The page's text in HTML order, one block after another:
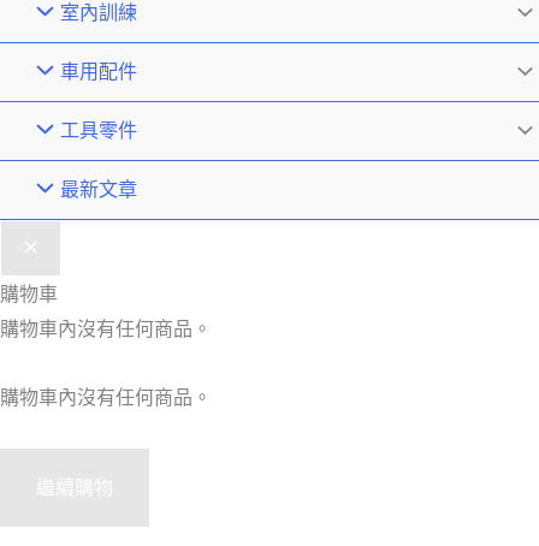
室內訓練
車用配件
工具零件
最新文章
購物車
購物車內沒有任何商品。
購物車內沒有任何商品。
繼續購物